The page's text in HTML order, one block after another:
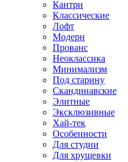
Кантри
Классические
Лофт
Модерн
Прованс
Неоклассика
Минимализм
Под старину
Скандинавские
Элитные
Эксклюзивные
Хай-тек
Особенности
Для студии
Для хрущевки